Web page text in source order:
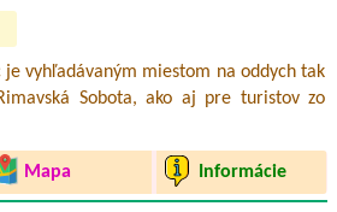
je vyhľadávaným miestom na oddych tak
Sobota, ako aj pre turistov zo
Mapa Informácie